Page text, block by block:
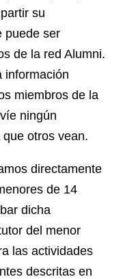
su
puede ser
de la red Alumni.
información
miembros de la
ningún
otros vean.
directamente
de 14
dicha
del menor
las actividades
descritas en